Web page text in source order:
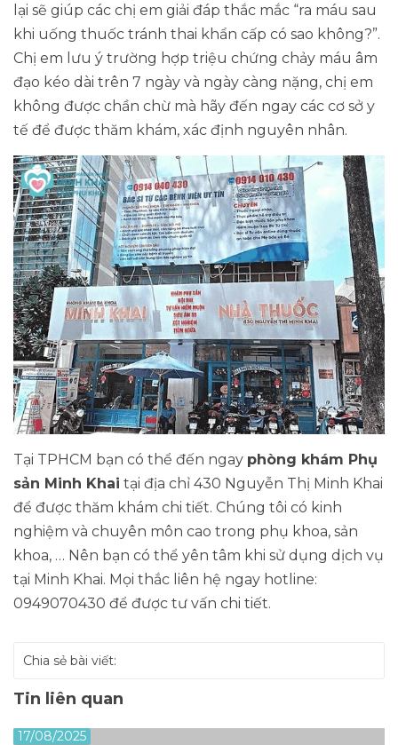
lại sẽ giúp các chị em giải đáp thắc mắc “ra máu sau
khi uống thuốc tránh thai khẩn cấp có sao không?”.
Chị em lưu ý trường hợp triệu chứng chảy máu âm
đạo kéo dài trên 7 ngày và ngày càng nặng, chị em
không được chần chừ mà hãy đến ngay các cơ sở y
tế để được thăm khám, xác định nguyên nhân.
Tại TPHCM bạn có thể đến ngay phòng khám Phụ
sản Minh Khai tại địa chỉ 430 Nguyễn Thị Minh Khai
để được thăm khám chi tiết. Chúng tôi có kinh
nghiệm và chuyên môn cao trong phụ khoa, sản
khoa, … Nên bạn có thể yên tâm khi sử dụng dịch vụ
tại Minh Khai. Mọi thắc liên hệ ngay hotline:
0949070430 để được tư vấn chi tiết.
Chia sẻ bài viết:
Tin liên quan
17/08/2025